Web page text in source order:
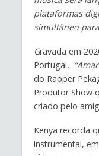
plataformas
simultâneo
Gravada em
Portugal, “
do Rapper
Produtor Show
criado pelo
Kenya recorda
instrumental,